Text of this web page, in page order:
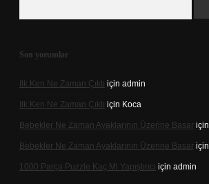
Son yorumlar
Ilk Ken Ne Zaman Çıktı için admin
Ilk Ken Ne Zaman Çıktı için Koca
Bebekler Ne Zaman Ayaklarının Üzerine Basar için
Bebekler Ne Zaman Ayaklarının Üzerine Basar için
1000 Parça Puzzle Kaç Ml Yapıştırıcı için admin